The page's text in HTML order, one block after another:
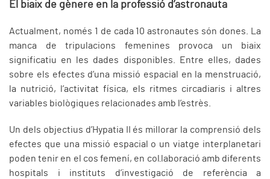
El biaix de gènere en la professió d’astronauta
Actualment, només 1 de cada 10 astronautes són dones. La
manca de tripulacions femenines provoca un biaix
significatiu en les dades disponibles. Entre elles, dades
sobre els efectes d’una missió espacial en la menstruació,
la nutrició, l’activitat física, els ritmes circadiaris i altres
variables biològiques relacionades amb l’estrès.
Un dels objectius d’Hypatia II és millorar la comprensió dels
efectes que una missió espacial o un viatge interplanetari
poden tenir en el cos femení, en col·laboració amb diferents
hospitals i instituts d’investigació de referència a